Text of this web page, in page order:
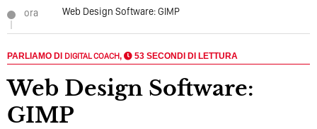
ora Web Design Software: GIMP
PARLIAMO DI DIGITAL COACH, 53 SECONDI DI LETTURA
Web Design Software:
GIMP